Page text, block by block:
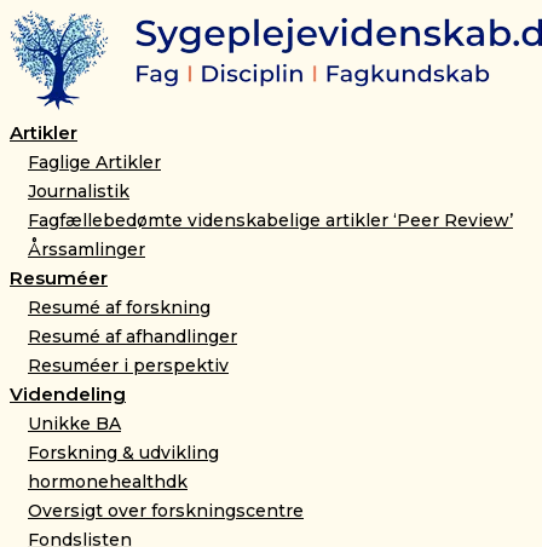
Gå
til
indholdet
Artikler
Faglige Artikler
Journalistik
Fagfællebedømte videnskabelige artikler ‘Peer Review’
Årssamlinger
Resuméer
Resumé af forskning
Resumé af afhandlinger
Resuméer i perspektiv
Videndeling
Unikke BA
Forskning & udvikling
hormonehealthdk
Oversigt over forskningscentre
Fondslisten